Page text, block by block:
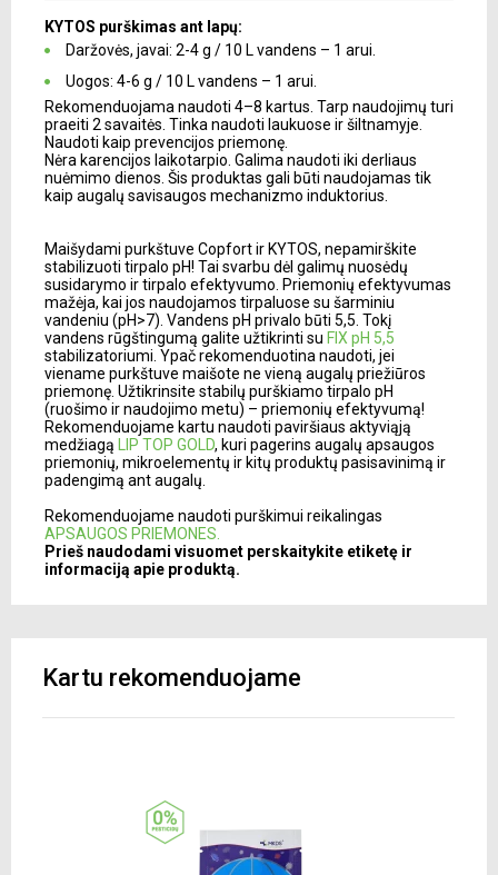
KYTOS purškimas ant lapų:
Daržovės, javai: 2-4 g / 10 L vandens – 1 arui.
Uogos: 4-6 g / 10 L vandens – 1 arui.
Rekomenduojama naudoti 4–8 kartus. Tarp naudojimų turi
praeiti 2 savaitės. Tinka naudoti laukuose ir šiltnamyje.
Naudoti kaip prevencijos priemonę.
Nėra karencijos laikotarpio. Galima naudoti iki derliaus
nuėmimo dienos. Šis produktas gali būti naudojamas tik
kaip augalų savisaugos mechanizmo induktorius.
Maišydami purkštuve Copfort ir KYTOS, nepamirškite
stabilizuoti tirpalo pH! Tai svarbu dėl galimų nuosėdų
susidarymo ir tirpalo efektyvumo. Priemonių efektyvumas
mažėja, kai jos naudojamos tirpaluose su šarminiu
vandeniu (pH>7). Vandens pH privalo būti 5,5. Tokį
vandens rūgštingumą galite užtikrinti su FIX pH 5,5
stabilizatoriumi. Ypač rekomenduotina naudoti, jei
viename purkštuve maišote ne vieną augalų priežiūros
priemonę. Užtikrinsite stabilų purškiamo tirpalo pH
(ruošimo ir naudojimo metu) – priemonių efektyvumą!
Rekomenduojame kartu naudoti paviršiaus aktyviąją
medžiagą
LIP TOP GOLD, kuri pagerins augalų apsaugos
priemonių, mikroelementų ir kitų produktų pasisavinimą ir
padengimą ant augalų.
Rekomenduojame naudoti purškimui reikalingas
APSAUGOS PRIEMONES.
Prieš naudodami visuomet perskaitykite etiketę ir
informaciją apie produktą.
Kartu rekomenduojame